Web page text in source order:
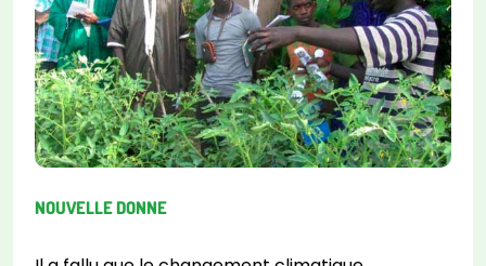
NOUVELLE DONNE